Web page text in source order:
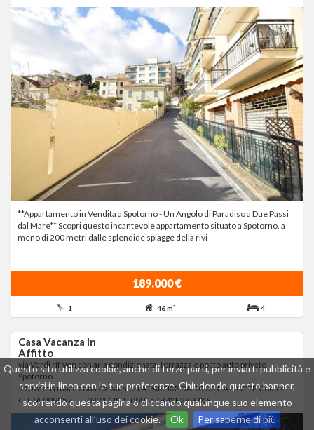
Questo sito utilizza cookie, anche di terze parti, per inviarti pubblicità e
servizi in linea con le tue preferenze. Chiudendo questo banner,
scorrendo questa pagina o cliccando qualunque suo elemento
acconsenti all’uso dei cookie.
Ok Per saperne di più
**Appartamento in Vendita a Spotorno - Un Angolo di Paradiso a Due Passi
dal Mare** Scopri questo incantevole appartamento situato a Spotorno, a
meno di 200 metri dalle splendide spiagge della rivi
189.000 €
1 46 m² 4
Casa Vacanza in
Affitto
via Verdi rif Ven con aria condizionata, terrazza e posto auto privato
Spotorno
250 metri mare zona Carabinieri A PARTIRE DA 90.00 € A NOTTE Codice
CITRA 009057-LT- 0821 CIN IT009057B4YF2Y99X6